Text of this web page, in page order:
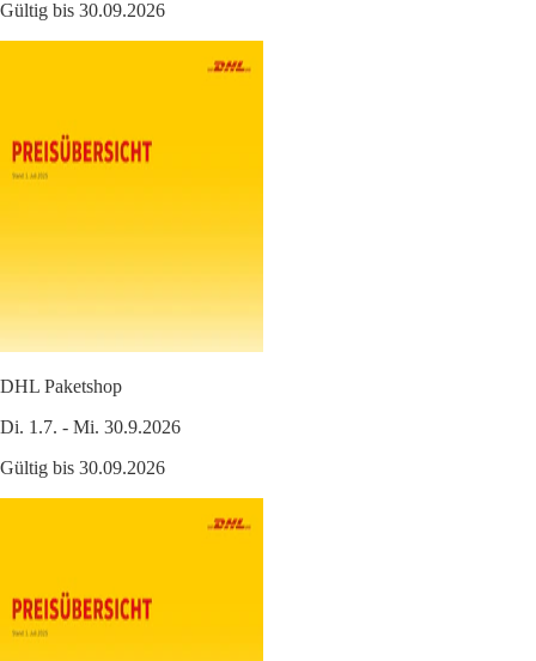
Gültig bis 30.09.2026
DHL Paketshop
Di. 1.7. - Mi. 30.9.2026
Gültig bis 30.09.2026